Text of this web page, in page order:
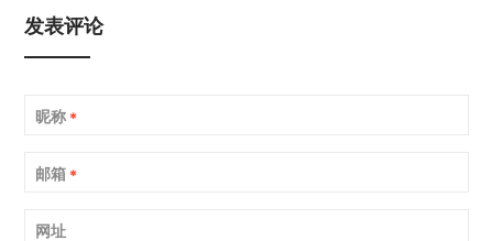
发表评论
昵称 *
邮箱 *
网址